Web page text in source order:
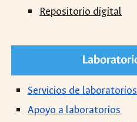
Repositorio digital
Servicios de laboratorios
Apoyo a laboratorios